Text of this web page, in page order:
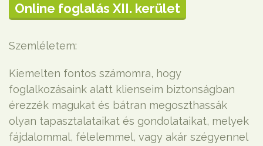
Online foglalás XII. kerület
Szemléletem:
Kiemelten fontos számomra, hogy
foglalkozásaink alatt klienseim biztonságban
érezzék magukat és bátran megoszthassák
olyan tapasztalataikat és gondolataikat, melyek
fájdalommal, félelemmel, vagy akár szégyennel